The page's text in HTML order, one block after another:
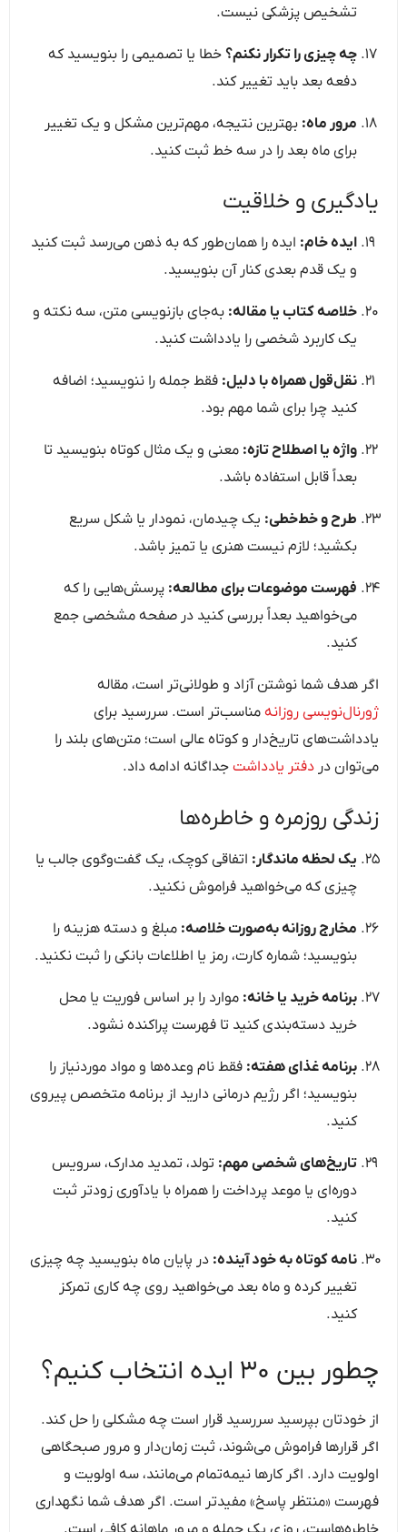
تشخیص پزشکی نیست.
چه چیزی را تکرار نکنم؟ خطا یا تصمیمی را بنویسید که
دفعه بعد باید تغییر کند.
مرور ماه: بهترین نتیجه، مهم‌ترین مشکل و یک تغییر
برای ماه بعد را در سه خط ثبت کنید.
یادگیری و خلاقیت
ایده خام: ایده را همان‌طور که به ذهن می‌رسد ثبت کنید
و یک قدم بعدی کنار آن بنویسید.
خلاصه کتاب یا مقاله: به‌جای بازنویسی متن، سه نکته و
یک کاربرد شخصی را یادداشت کنید.
نقل‌قول همراه با دلیل: فقط جمله را ننویسید؛ اضافه
کنید چرا برای شما مهم بود.
واژه یا اصطلاح تازه: معنی و یک مثال کوتاه بنویسید تا
بعداً قابل استفاده باشد.
طرح و خط‌خطی: یک چیدمان، نمودار یا شکل سریع
بکشید؛ لازم نیست هنری یا تمیز باشد.
فهرست موضوعات برای مطالعه: پرسش‌هایی را که
می‌خواهید بعداً بررسی کنید در صفحه مشخصی جمع
کنید.
اگر هدف شما نوشتن آزاد و طولانی‌تر است، مقاله
ژورنال‌نویسی روزانه مناسب‌تر است. سررسید برای
یادداشت‌های تاریخ‌دار و کوتاه عالی است؛ متن‌های بلند را
می‌توان در دفتر یادداشت جداگانه ادامه داد.
زندگی روزمره و خاطره‌ها
یک لحظه ماندگار: اتفاقی کوچک، یک گفت‌وگوی جالب یا
چیزی که می‌خواهید فراموش نکنید.
مخارج روزانه به‌صورت خلاصه: مبلغ و دسته هزینه را
بنویسید؛ شماره کارت، رمز یا اطلاعات بانکی را ثبت نکنید.
برنامه خرید یا خانه: موارد را بر اساس فوریت یا محل
خرید دسته‌بندی کنید تا فهرست پراکنده نشود.
برنامه غذای هفته: فقط نام وعده‌ها و مواد موردنیاز را
بنویسید؛ اگر رژیم درمانی دارید از برنامه متخصص پیروی
کنید.
تاریخ‌های شخصی مهم: تولد، تمدید مدارک، سرویس
دوره‌ای یا موعد پرداخت را همراه با یادآوری زودتر ثبت
کنید.
نامه کوتاه به خود آینده: در پایان ماه بنویسید چه چیزی
تغییر کرده و ماه بعد می‌خواهید روی چه کاری تمرکز
کنید.
چطور بین ۳۰ ایده انتخاب کنیم؟
از خودتان بپرسید سررسید قرار است چه مشکلی را حل کند.
اگر قرارها فراموش می‌شوند، ثبت زمان‌دار و مرور صبحگاهی
اولویت دارد. اگر کارها نیمه‌تمام می‌مانند، سه اولویت و
فهرست «منتظر پاسخ» مفیدتر است. اگر هدف شما نگهداری